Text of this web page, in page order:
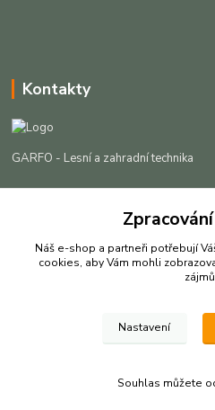
Kontakty
GARFO - Lesní a zahradní technika
+420 725 301
info@garfo.cz
Náš e-shop a partneři potřebují
cookies, aby Vám mohli
Nastavení
Souhlas můžete